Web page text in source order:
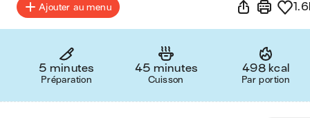
Ajouter au menu
5 minutes
Préparation
45 minutes
Cuisson
498 kcal
Par portion